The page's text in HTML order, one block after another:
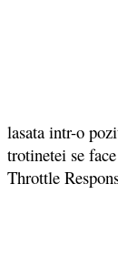
lasata intr-o
trotinetei se
Throttle